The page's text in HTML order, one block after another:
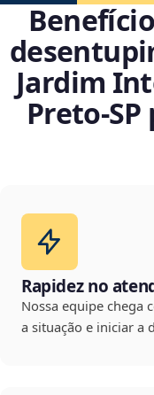
Jardim
Rapidez no
Nossa equipe chega
a situação e iniciar a